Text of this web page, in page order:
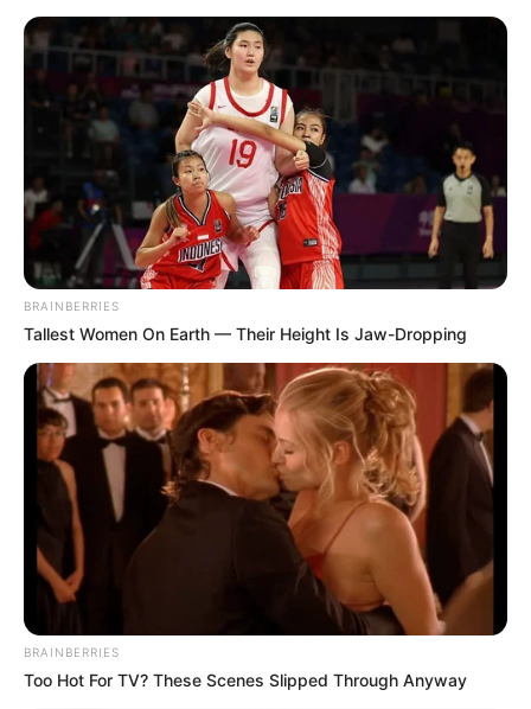
Ein saftiger Schokoladenkuchen ist ein
Klassiker, der bei jedem Anlass gut ankommt.
Ob für Geburtstage, Feiertage oder einfach nur,
um sich selbst zu verwöhnen, dieser Kuchen
wird sicherlich Herzen erobern. In diesem
Rezept zeige ich Ihnen Schritt für Schritt, wie
Sie einen köstlichen Schokoladenkuchen mit
einem reichhaltigen Schokoladenguss
zubereiten können. Lassen Sie uns gleich
BRAINBERRIES
Tallest Women On Earth — Their Height Is Jaw-Dropping
BRAINBERRIES
Too Hot For TV? These Scenes Slipped Through Anyway